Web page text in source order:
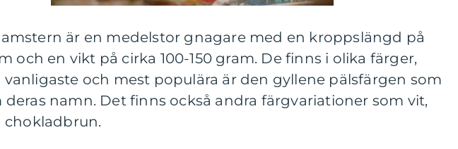
är en medelstor gnagare med en kroppslängd på
och en vikt på cirka 100-150 gram. De finns i olika färger,
vanligaste och mest populära är den gyllene pälsfärgen som
namn. Det finns också andra färgvariationer som vit,
chokladbrun.